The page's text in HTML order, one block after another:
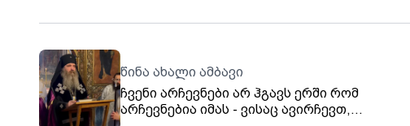
წინა ახალი ამბავი
ჩვენი არჩევნები არ ჰგავს ერში რომ
არჩევნებია იმას - ვისაც ავირჩევთ,